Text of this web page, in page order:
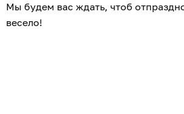
Мы будем вас ждать, чтоб
весело!